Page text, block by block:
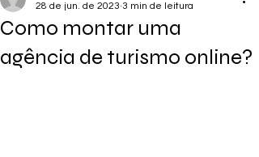
Como montar uma
agência de turismo online?
28 de jun. de 2023 3 min de leitura